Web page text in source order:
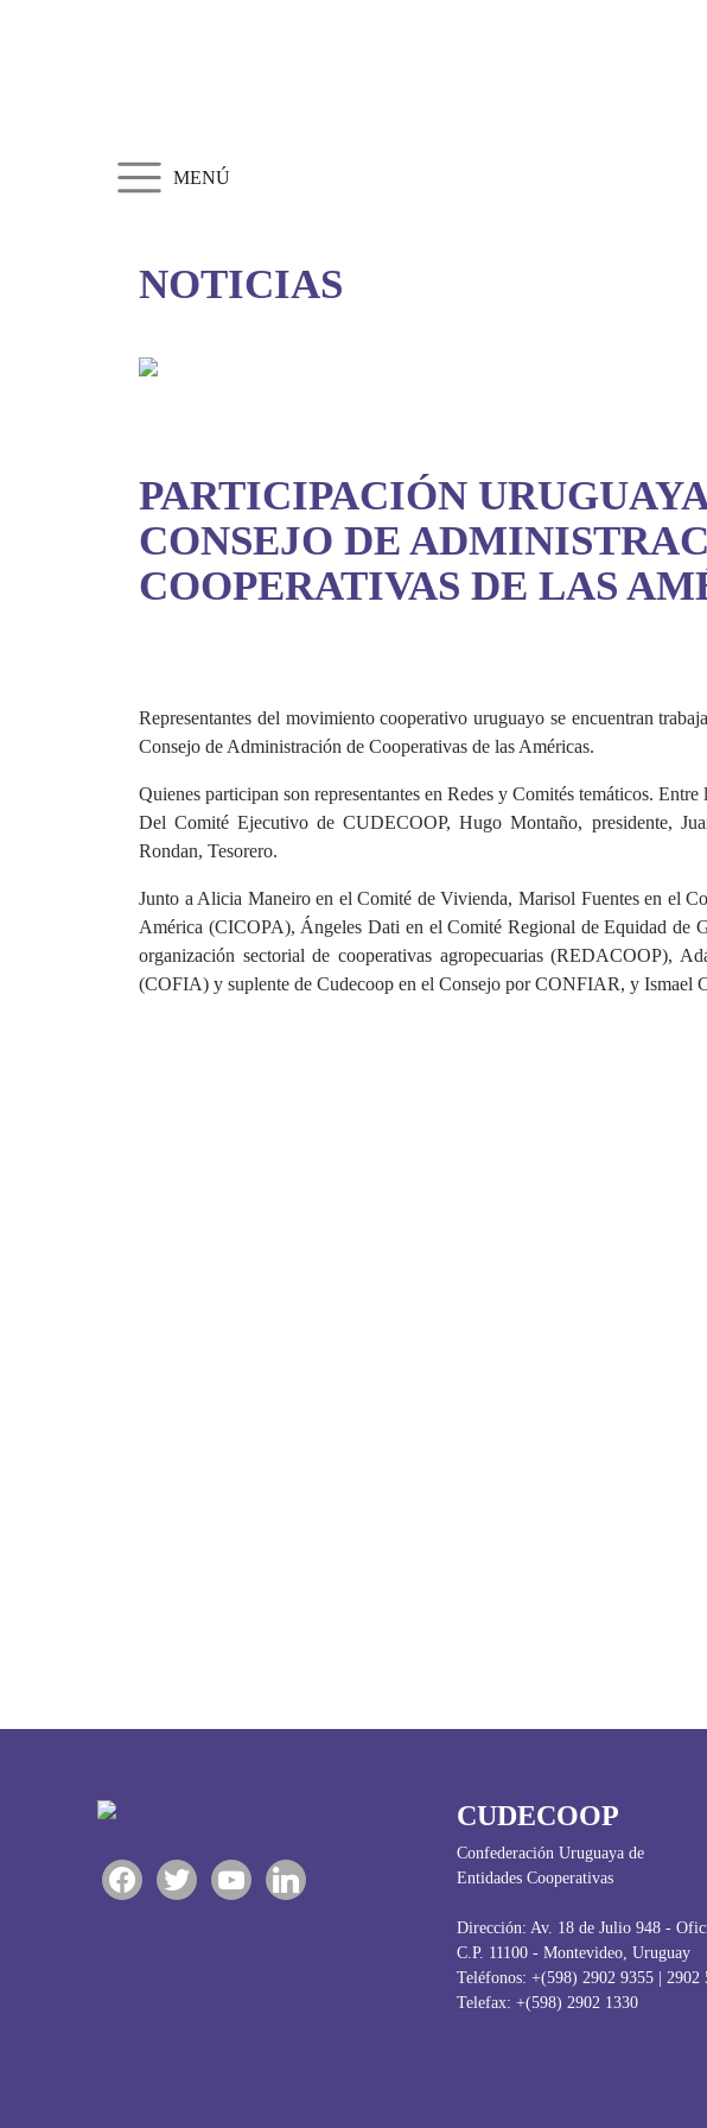
MENÚ
NOTICIAS
PARTICIPACIÓN
CONSEJO DE
COOPERATIVAS DE LAS
Representantes del movimiento cooperativo uruguayo se encuentran
Consejo de Administración de Cooperativas de las Américas.
Quienes participan son representantes en Redes y Comités temáticos. Entre
Del Comité Ejecutivo de CUDECOOP, Hugo Montaño, presidente,
Rondan, Tesorero.
Junto a Alicia Maneiro en el Comité de Vivienda, Marisol Fuentes en el
América (CICOPA), Ángeles Dati en el Comité Regional de Equidad de
organización sectorial de cooperativas agropecuarias (REDACOOP),
(COFIA) y suplente de Cudecoop en el Consejo por CONFIAR, y Ismael
facebooktwitteryoutubelinkedin
CUDECOOP
Confederación Uruguaya de
Entidades Cooperativas
Dirección: Av. 18 de Julio 948 -
C.P. 11100 - Montevideo, Uruguay
Teléfonos: +(598) 2902 9355 | 2902
Telefax: +(598) 2902 1330